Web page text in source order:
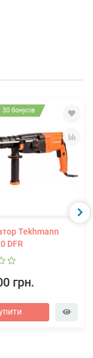
бонусів
Tekhmann
DFR
грн.